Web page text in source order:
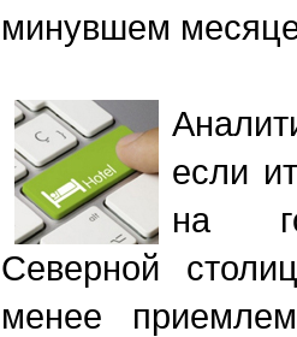
минувшем
если
на
Северной
менее